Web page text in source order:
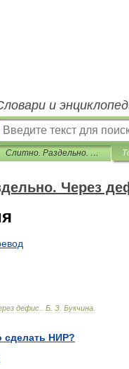
и
Слитно. Раздельно. Через дефис.
Через
дефис Б З Букчина
сделать НИР?